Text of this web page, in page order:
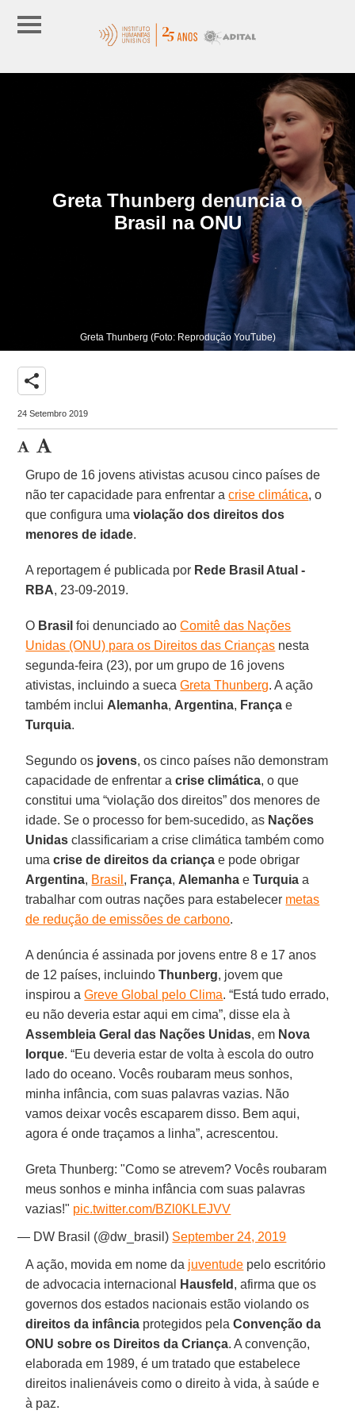
Greta Thunberg denuncia o
Brasil na ONU
Greta Thunberg (Foto: Reprodução YouTube)
share
24 Setembro 2019
Grupo de 16 jovens ativistas acusou cinco países de
não ter capacidade para enfrentar acrise climática, o
que configura umaviolação dos direitos dos
menores de idade.
A reportagem é publicada por Rede Brasil Atual -
RBA, 23-09-2019.
O Brasil foi denunciado aoComitê das Nações
Unidas (ONU) para os Direitos das Crianças nesta
segunda-feira (23), por um grupo de 16 jovens
ativistas, incluindo a suecaGreta Thunberg. A ação
também inclui Alemanha, Argentina, França e
Turquia.
Segundo os jovens, os cinco países não demonstram
capacidade de enfrentar acrise climática, o que
constitui uma “violação dos direitos” dos menores de
idade. Se o processo for bem-sucedido, as Nações
Unidas classificariam a crise climática também como
umacrise de direitos da criança e pode obrigar
Argentina, Brasil , França, Alemanha eTurquia a
trabalhar com outras nações para estabelecer metas
de redução de emissões de carbono.
A denúncia é assinada por jovens entre 8 e 17 anos
de 12 países, incluindoThunberg, jovem que
inspirou aGreve Global pelo Clima. “Está tudo errado,
eu não deveria estar aqui em cima”, disse ela à
Assembleia Geral das Nações Unidas, em Nova
Iorque. “Eu deveria estar de volta à escola do outro
lado do oceano. Vocês roubaram meus sonhos,
minha infância, com suas palavras vazias. Não
vamos deixar vocês escaparem disso. Bem aqui,
agora é onde traçamos a linha”, acrescentou.
Greta Thunberg: "Como se atrevem? Vocês roubaram
meus sonhos e minha infância com suas palavras
vazias!" pic.twitter.com/BZl0KLEJVV
— DW Brasil (@dw_brasil) September 24, 2019
A ação, movida em nome da juventude pelo escritório
de advocacia internacional
Hausfeld , afirma que os
governos dos estados nacionais estão violando os
direitos da infância protegidos pelaConvenção da
ONU sobre os Direitos da Criança. A convenção,
elaborada em 1989, é um tratado que estabelece
direitos inalienáveis como ​​o direito à vida, à saúde e
à paz.